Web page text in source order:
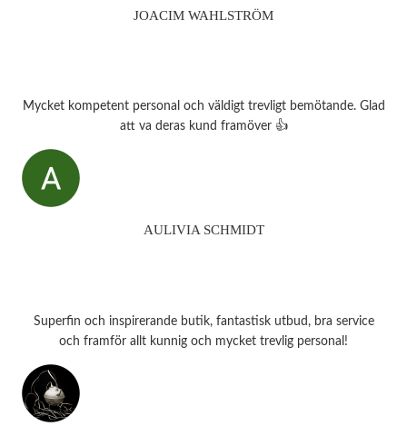
JOACIM WAHLSTRÖM
Mycket kompetent personal och väldigt trevligt bemötande. Glad
att va deras kund framöver 👍
AULIVIA SCHMIDT
Superfin och inspirerande butik, fantastisk utbud, bra service
och framför allt kunnig och mycket trevlig personal!